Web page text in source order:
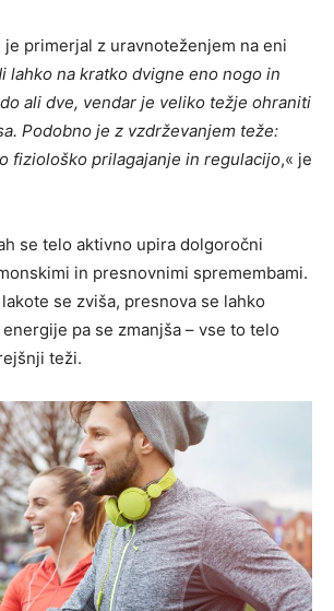
primerjal z uravnoteženjem na eni
lahko na kratko dvigne eno nogo in
ali dve, vendar je veliko težje ohraniti
Podobno je z vzdrževanjem teže:
fiziološko prilagajanje in regulacijo,« je
​​se telo aktivno upira dolgoročni
in presnovnimi spremembami.
se zviša, presnova se lahko
pa se zmanjša – vse to telo
teži.